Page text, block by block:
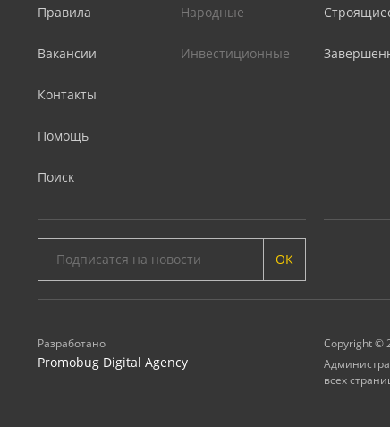
Правила
Вакансии
Контакты
Помощь
Поиск
Народные
Инвестиционные
ОК
Разработано
Promobug Digital Agency
Copyright ©
всех